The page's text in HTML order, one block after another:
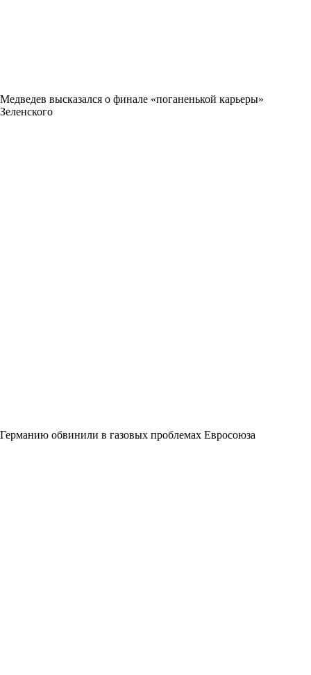
Медведев высказался о финале «поганенькой карьеры»
Зеленского
Германию обвинили в газовых проблемах Евросоюза